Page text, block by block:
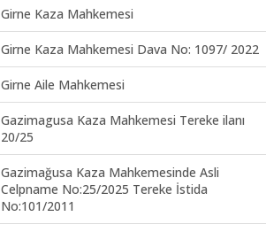
Girne Kaza Mahkemesi
Girne Kaza Mahkemesi Dava No: 1097/ 2022
Girne Aile Mahkemesi
Gazimagusa Kaza Mahkemesi Tereke ilanı
20/25
Gazimağusa Kaza Mahkemesinde Asli
Celpname No:25/2025 Tereke İstida
No:101/2011